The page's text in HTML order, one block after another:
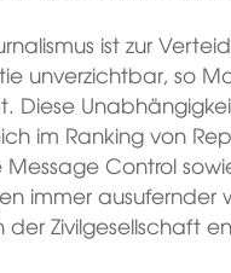
ist zur
unverzichtbar, so
Diese
im Ranking von
Control
immer ausufernder
der Zivilgesellschaft